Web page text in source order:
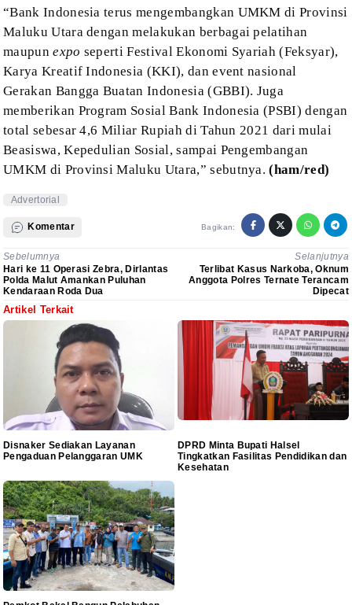
“Bank Indonesia terus mengembangkan UMKM di Provinsi
Maluku Utara dengan melakukan berbagai pelatihan
maupunexpo seperti Festival Ekonomi Syariah (Feksyar),
Karya Kreatif Indonesia (KKI), dan event nasional
Gerakan Bangga Buatan Indonesia (GBBI). Juga
memberikan Program Sosial Bank Indonesia (PSBI) dengan
total sebesar 4,6 Miliar Rupiah di Tahun 2021 dari mulai
Beasiswa, Kepedulian Sosial, sampai Pengembangan
UMKM di Provinsi Maluku Utara,” sebutnya.(ham/red)
Advertorial
Komentar Bagikan:
Sebelumnya
Hari ke 11 Operasi Zebra, Dirlantas
Polda Malut Amankan Puluhan
Kendaraan Roda Dua
Selanjutnya
Terlibat Kasus Narkoba, Oknum
Anggota Polres Ternate Terancam
Dipecat
Artikel Terkait
Disnaker Sediakan Layanan
Pengaduan Pelanggaran UMK
DPRD Minta Bupati Halsel
Tingkatkan Fasilitas Pendidikan dan
Kesehatan